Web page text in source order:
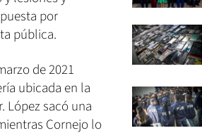
por
pública.
de 2021
ubicada en la
López sacó una
Cornejo lo